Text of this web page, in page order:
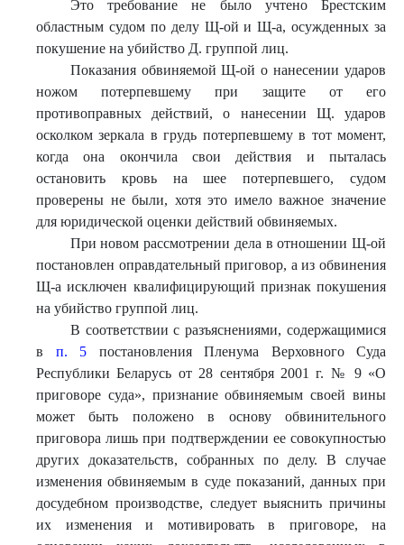
Это требование не было учтено Брестским
областным судом по делу Щ-ой и Щ-а, осужденных за
покушение на убийство Д. группой лиц.
Показания обвиняемой Щ-ой о нанесении ударов
ножом потерпевшему при защите от его
противоправных действий, о нанесении Щ. ударов
осколком зеркала в грудь потерпевшему в тот момент,
когда она окончила свои действия и пыталась
остановить кровь на шее потерпевшего, судом
проверены не были, хотя это имело важное значение
для юридической оценки действий обвиняемых.
При новом рассмотрении дела в отношении Щ-ой
постановлен оправдательный приговор, а из обвинения
Щ-а исключен квалифицирующий признак покушения
на убийство группой лиц.
В соответствии с разъяснениями, содержащимися
в п. 5 постановления Пленума Верховного Суда
Республики Беларусь от 28 сентября 2001 г. № 9 «О
приговоре суда», признание обвиняемым своей вины
может быть положено в основу обвинительного
приговора лишь при подтверждении ее совокупностью
других доказательств, собранных по делу. В случае
изменения обвиняемым в суде показаний, данных при
досудебном производстве, следует выяснить причины
их изменения и мотивировать в приговоре, на